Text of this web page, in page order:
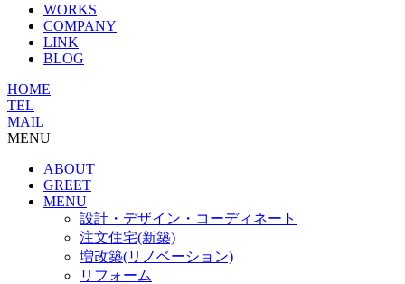
WORKS
COMPANY
LINK
BLOG
HOME
TEL
MAIL
MENU
ABOUT
GREET
MENU
設計・デザイン・コーディネート
注文住宅(新築)
増改築(リノベーション)
リフォーム